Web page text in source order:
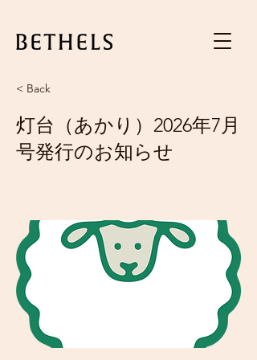
< Back
灯台（あかり）2026年7月
号発行のお知らせ